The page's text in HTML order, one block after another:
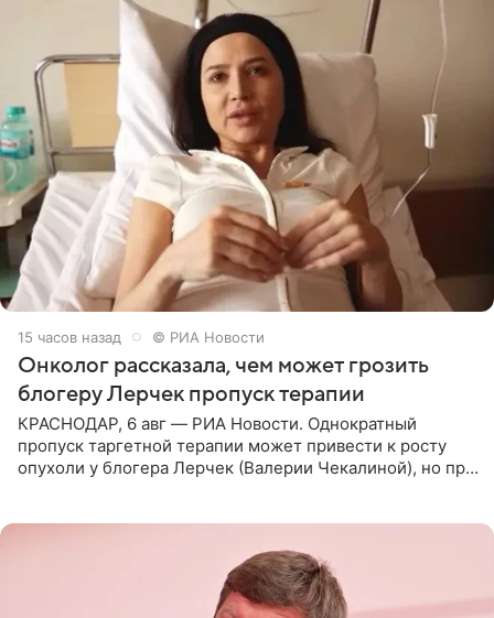
15 часов назад © РИА Новости
Онколог рассказала, чем может грозить
блогеру Лерчек пропуск терапии
КРАСНОДАР, 6 авг — РИА Новости. Однократный
пропуск таргетной терапии может привести к росту
опухоли у блогера Лерчек (Валерии Чекалиной), но при